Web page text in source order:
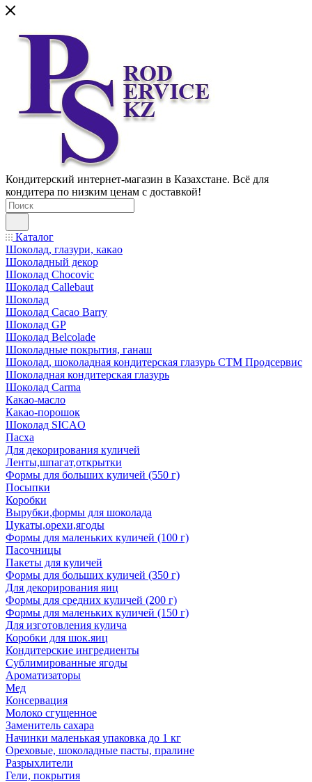
Кондитерский интернет-магазин в Казахстане. Всё для
кондитера по низким ценам с доставкой!
Каталог
Шоколад, глазури, какао
Шоколадный декор
Шоколад Chocovic
Шоколад Callebaut
Шоколад
Шоколад Cacao Barry
Шоколад GP
Шоколад Belcolade
Шоколадные покрытия, ганаш
Шоколад, шоколадная кондитерская глазурь СТМ Продсервис
Шоколадная кондитерская глазурь
Шоколад Carma
Какао-масло
Какао-порошок
Шоколад SICAO
Пасха
Для декорирования куличей
Ленты,шпагат,открытки
Формы для больших куличей (550 г)
Посыпки
Коробки
Вырубки,формы для шоколада
Цукаты,орехи,ягоды
Формы для маленьких куличей (100 г)
Пасочницы
Пакеты для куличей
Формы для больших куличей (350 г)
Для декорирования яиц
Формы для средних куличей (200 г)
Формы для маленьких куличей (150 г)
Для изготовления кулича
Коробки для шок.яиц
Кондитерские ингредиенты
Сублимированные ягоды
Ароматизаторы
Мед
Консервация
Молоко сгущенное
Заменитель сахара
Начинки маленькая упаковка до 1 кг
Ореховые, шоколадные пасты, пралине
Разрыхлители
Гели, покрытия